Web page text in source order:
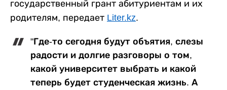
государственный грант абитуриентам и их
родителям, передает Liter.kz.
"Где-то сегодня будут объятия, слезы
радости и долгие разговоры о том,
какой университет выбрать и какой
теперь будет студенческая жизнь. А